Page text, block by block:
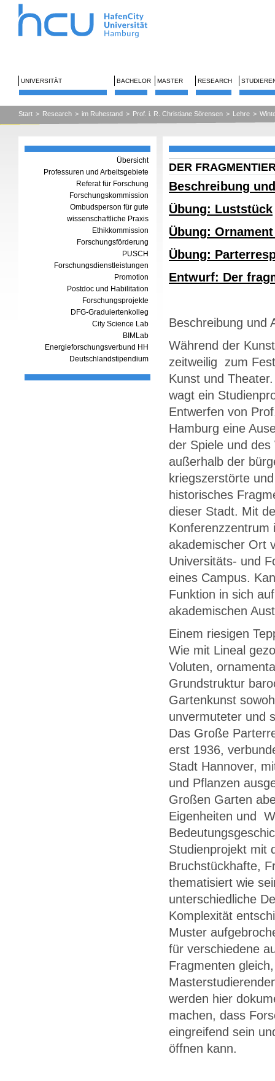
UNIVERSITÄT BACHELOR MASTER RESEARCH
Start > Research > im Ruhestand > Prof. i. R. Christiane Sörensen > Lehre >
Übersicht
Professuren und Arbeitsgebiete
Referat für Forschung
Forschungskommission
Ombudsperson für gute
wissenschaftliche Praxis
Ethikkommission
Forschungsförderung
PUSCH
Forschungsdienstleistungen
Promotion
Postdoc und Habilitation
Forschungsprojekte
DFG-Graduiertenkolleg
City Science Lab
BIMLab
Energieforschungsverbund HH
Deutschlandstipendium
DER
Beschreibung
Übung: Luststück
Übung:
Übung:
Entwurf: Der
Beschreibung und
Während der
zeitweilig zum
Kunst und
wagt ein
Entwerfen von
Hamburg eine
der Spiele und
außerhalb der
kriegszerstörte
historisches
dieser Stadt. Mit
Konferenzzentrum
akademischer Ort
Universitäts- und
eines Campus.
Funktion in sich
akademischen
Einem riesigen
Wie mit Lineal
Voluten,
Grundstruktur
Gartenkunst
unvermuteter und
Das Große
erst 1936,
Stadt Hannover,
und Pflanzen
Großen Garten
Eigenheiten und
Studienprojekt mit
Bruchstückhafte,
thematisiert wie
unterschiedliche
Komplexität
Muster
für verschiedene
Fragmenten
werden hier
machen, dass
eingreifend sein
öffnen kann.